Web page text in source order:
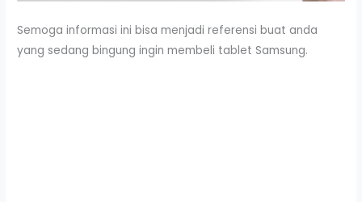
Semoga informasi ini bisa menjadi referensi buat anda
yang sedang bingung ingin membeli tablet Samsung.